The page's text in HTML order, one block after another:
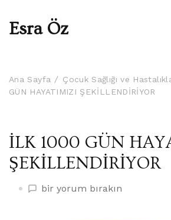
Esra Öz
Ana Sayfa Çocuk Sağlığı ve
GÜN HAYATIMIZI ŞEKİLLENDİRİYOR
İLK 1000 GÜN
ŞEKİLLENDİRİYOR
İLK
bir yorum bırakın